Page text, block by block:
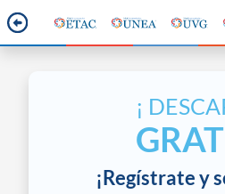
¡
¡Regístrate y